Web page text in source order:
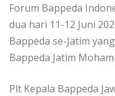
Forum Bappeda
dua hari 11-12 Juni
Bappeda se-Jatim
Bappeda Jatim
Plt Kepala Bappeda